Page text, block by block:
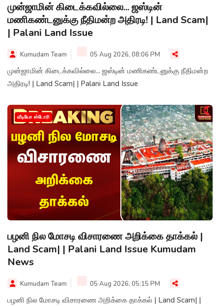
முன்ஜாமின் கிடைக்கவில்லை... ஜஸ்டின்
மணிகண்டனுக்கு நீதிமன்ற அதிரடி! | Land Scam|
| Palani Land Issue
Kumudam Team 05 Aug 2026, 08:06 PM
முன்ஜாமின் கிடைக்கவில்லை... ஜஸ்டின் மணிகண்டனுக்கு நீதிமன்ற
அதிரடி! | Land Scam| | Palani Land Issue
வீடியோ ஸ்டோரி
பழனி நில மோசடி விசாரணை அறிக்கை தாக்கல் |
Land Scam| | Palani Land Issue Kumudam
News
Kumudam Team 05 Aug 2026, 05:15 PM
பழனி நில மோசடி விசாரணை அறிக்கை தாக்கல் | Land Scam| |